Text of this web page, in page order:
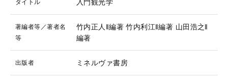
タイトル 入門観光学
著編者等／著者名
等
竹内正人‖編著 竹内利江‖編著 山田浩之‖
編著
出版者 ミネルヴァ書房